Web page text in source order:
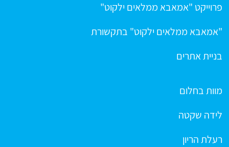
פרוייקט "אמאבא ממלאים ילקוט"
"אמאבא ממלאים ילקוט" בתקשורת
בניית אתרים
מוות בחלום
לידה שקטה
רעלת הריון